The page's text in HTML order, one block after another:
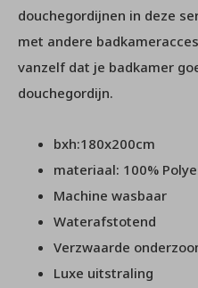
douchegordijnen in deze
met andere
vanzelf dat je badkamer
douchegordijn.
bxh:180x200cm
materiaal: 100%
Machine wasbaar
Waterafstotend
Verzwaarde
Luxe uitstraling